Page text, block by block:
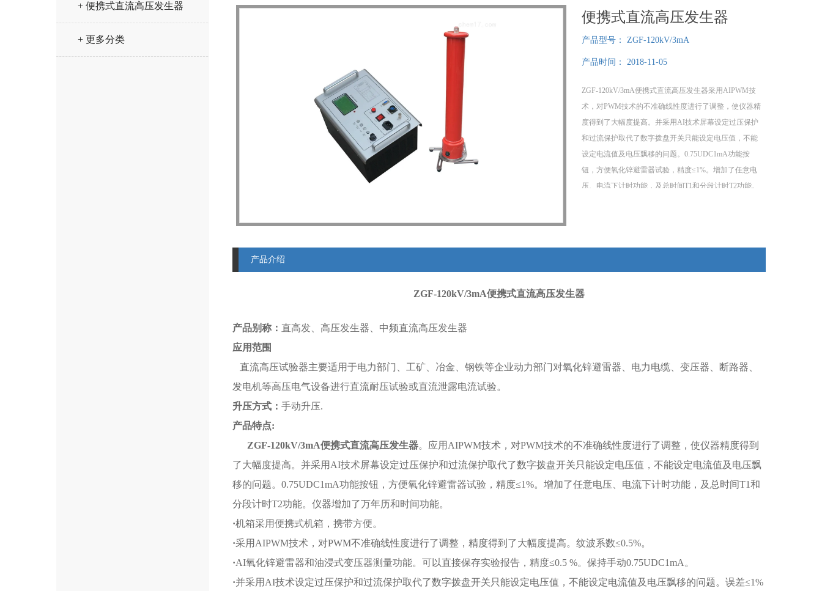
+ 便携式直流高压发生器
+ 更多分类
便携式直流高压发生器
产品型号： ZGF-120kV/3mA
产品时间： 2018-11-05
ZGF-120kV/3mA便携式直流高压发生器采用AIPWM技
术，对PWM技术的不准确线性度进行了调整，使仪器精
度得到了大幅度提高。并采用AI技术屏幕设定过压保护
和过流保护取代了数字拨盘开关只能设定电压值，不能
设定电流值及电压飘移的问题。0.75UDC1mA功能按
钮，方便氧化锌避雷器试验，精度≤1%。增加了任意电
压、电流下计时功能，及总时间T1和分段计时T2功能。
产品介绍
ZGF-120kV/3mA便携式直流高压发生器
产品别称： 直高发、高压发生器、中频直流高压发生器
应用范围
直流高压试验器主要适用于电力部门、工矿、冶金、钢铁等企业动力部门对氧化锌避雷器、电力电缆、变压器、断路器、
发电机等高压电气设备进行直流耐压试验或直流泄露电流试验。
升压方式： 手动升压.
产品特点:
ZGF-120kV/3mA便携式直流高压发生器。应用AIPWM技术，对PWM技术的不准确线性度进行了调整，使仪器精度得到
了大幅度提高。并采用AI技术屏幕设定过压保护和过流保护取代了数字拨盘开关只能设定电压值，不能设定电流值及电压飘
移的问题。0.75UDC1mA功能按钮，方便氧化锌避雷器试验，精度≤1%。增加了任意电压、电流下计时功能，及总时间T1和
分段计时T2功能。仪器增加了万年历和时间功能。
·机箱采用便携式机箱，携带方便。
·采用AIPWM技术，对PWM不准确线性度进行了调整，精度得到了大幅度提高。纹波系数≤0.5%。
·AI氧化锌避雷器和油浸式变压器测量功能。可以直接保存实验报告，精度≤0.5 %。保持手动0.75UDC1mA。
·并采用AI技术设定过压保护和过流保护取代了数字拨盘开关只能设定电压值，不能设定电流值及电压飘移的问题。误差≤1%